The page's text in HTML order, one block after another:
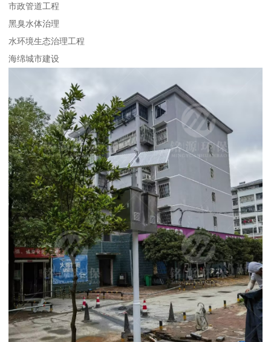
市政管道工程
黑臭水体治理
水环境生态治理工程
海绵城市建设